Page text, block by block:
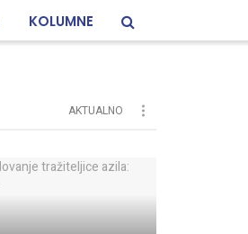
KOLUMNE
AKTUALNO